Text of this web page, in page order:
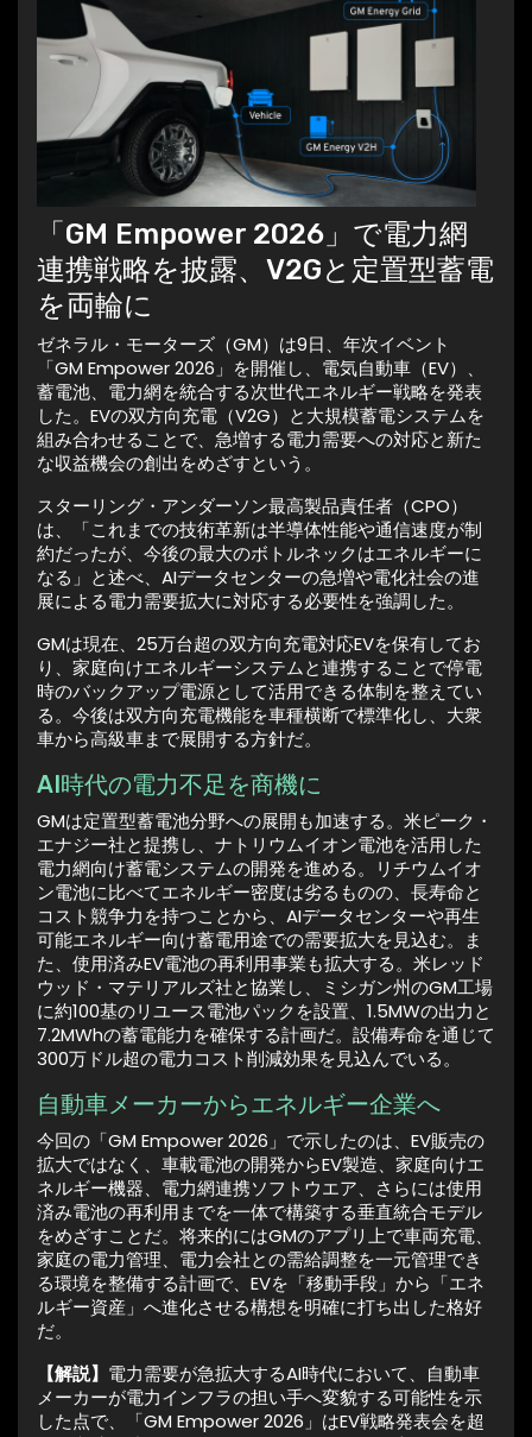
「GM Empower 2026」で電力網
連携戦略を披露、V2Gと定置型蓄電
を両輪に
ゼネラル・モーターズ（GM）は9日、年次イベント
「GM Empower 2026」を開催し、電気自動車（EV）、
蓄電池、電力網を統合する次世代エネルギー戦略を発表
した。EVの双方向充電（V2G）と大規模蓄電システムを
組み合わせることで、急増する電力需要への対応と新た
な収益機会の創出をめざすという。
スターリング・アンダーソン最高製品責任者（CPO）
は、「これまでの技術革新は半導体性能や通信速度が制
約だったが、今後の最大のボトルネックはエネルギーに
なる」と述べ、AIデータセンターの急増や電化社会の進
展による電力需要拡大に対応する必要性を強調した。
GMは現在、25万台超の双方向充電対応EVを保有してお
り、家庭向けエネルギーシステムと連携することで停電
時のバックアップ電源として活用できる体制を整えてい
る。今後は双方向充電機能を車種横断で標準化し、大衆
車から高級車まで展開する方針だ。
AI時代の電力不足を商機に
GMは定置型蓄電池分野への展開も加速する。米ピーク・
エナジー社と提携し、ナトリウムイオン電池を活用した
電力網向け蓄電システムの開発を進める。リチウムイオ
ン電池に比べてエネルギー密度は劣るものの、長寿命と
コスト競争力を持つことから、AIデータセンターや再生
可能エネルギー向け蓄電用途での需要拡大を見込む。ま
た、使用済みEV電池の再利用事業も拡大する。米レッド
ウッド・マテリアルズ社と協業し、ミシガン州のGM工場
に約100基のリユース電池パックを設置、1.5MWの出力と
7.2MWhの蓄電能力を確保する計画だ。設備寿命を通じて
300万ドル超の電力コスト削減効果を見込んでいる。
自動車メーカーからエネルギー企業へ
今回の「GM Empower 2026」で示したのは、EV販売の
拡大ではなく、車載電池の開発からEV製造、家庭向けエ
ネルギー機器、電力網連携ソフトウエア、さらには使用
済み電池の再利用までを一体で構築する垂直統合モデル
をめざすことだ。将来的にはGMのアプリ上で車両充電、
家庭の電力管理、電力会社との需給調整を一元管理でき
る環境を整備する計画で、EVを「移動手段」から「エネ
ルギー資産」へ進化させる構想を明確に打ち出した格好
だ。
【解説】 電力需要が急拡大するAI時代において、自動車
メーカーが電力インフラの担い手へ変貌する可能性を示
した点で、「GM Empower 2026」はEV戦略発表会を超